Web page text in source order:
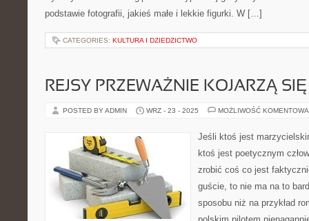
podstawie fotografii, jakieś małe i lekkie figurki. W […]
CATEGORIES: KULTURA I DZIEDZICTWO
REJSY PRZEWAŻNIE KOJARZĄ
POSTED BY ADMIN WRZ - 23 - 2025 MOŻLIWOŚĆ
Jeśli ktoś jest
ktoś jest poetycznym
zrobić coś co jest
guście, to nie ma na to
sposobu niż na przykład